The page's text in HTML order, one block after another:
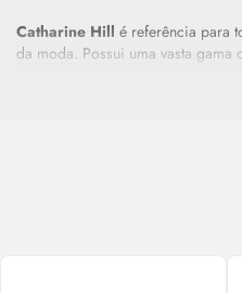
Catharine Hill é referência para
da moda. Possui uma vasta